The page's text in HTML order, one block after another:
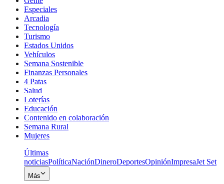
Especiales
Arcadia
Tecnología
Turismo
Estados Unidos
Vehículos
Semana Sostenible
Finanzas Personales
4 Patas
Salud
Loterías
Educación
Contenido en colaboración
Semana Rural
Mujeres
Últimas
noticiasPolíticaNaciónDineroDeportesOpiniónImpresaJet Set
Más